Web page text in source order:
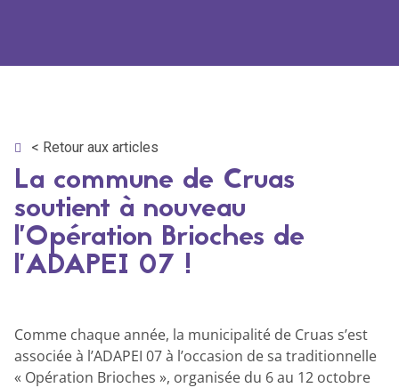
< Retour aux articles
La commune de Cruas
soutient à nouveau
l’Opération Brioches de
l’ADAPEI 07 !
Comme chaque année, la municipalité de Cruas s’est
associée à l’ADAPEI 07 à l’occasion de sa traditionnelle
« Opération Brioches », organisée du 6 au 12 octobre